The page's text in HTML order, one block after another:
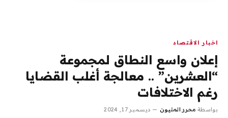
اخبار الاقتصاد
إعلان واسع النطاق لمجموعة
“العشرين” .. معالجة أغلب القضايا
رغم الاختلافات
بواسطة محرر المليون ديسمبر 17, 2024